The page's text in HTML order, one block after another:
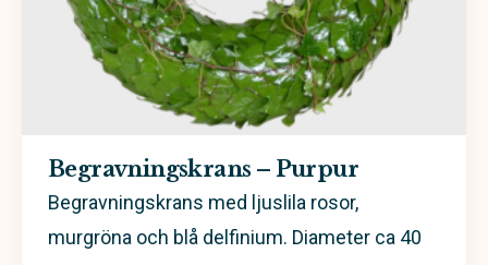
Begravningskrans – Purpur
Begravningskrans med ljuslila rosor,
murgröna och blå delfinium. Diameter ca 40